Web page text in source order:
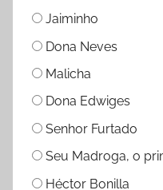
Jaiminho
Dona Neves
Malicha
Dona Edwiges
Senhor Furtado
Seu Madroga, o
Héctor Bonilla